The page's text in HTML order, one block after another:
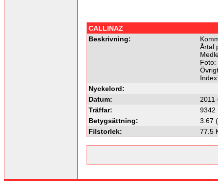
CALLINAZ
Beskrivning:
Årtal
Foto:
Nyckelord:
Datum:
Träffar:
9342
Betygsättning:
3.67
Filstorlek:
77.5